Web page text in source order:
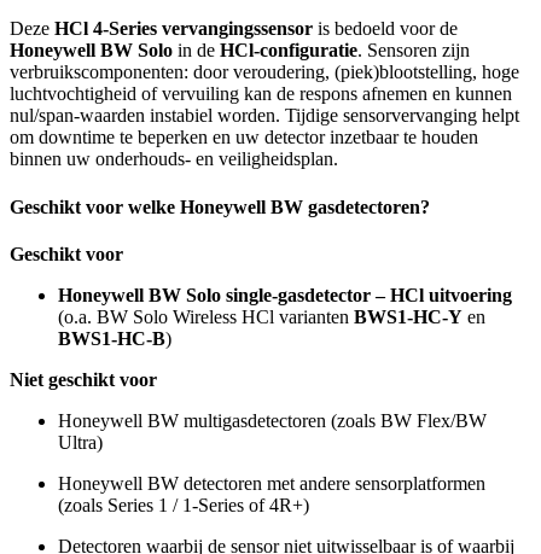
Deze HCl 4-Series vervangingssensor is bedoeld voor de
Honeywell BW Solo in de HCl-configuratie. Sensoren zijn
verbruikscomponenten: door veroudering, (piek)blootstelling, hoge
luchtvochtigheid of vervuiling kan de respons afnemen en kunnen
nul/span-waarden instabiel worden. Tijdige sensorvervanging helpt
om downtime te beperken en uw detector inzetbaar te houden
binnen uw onderhouds- en veiligheidsplan.
Geschikt voor welke Honeywell BW gasdetectoren?
Geschikt voor
Honeywell BW Solo single-gasdetector – HCl uitvoering
(o.a. BW Solo Wireless HCl varianten BWS1-HC-Y en
BWS1-HC-B)
Niet geschikt voor
Honeywell BW multigasdetectoren (zoals BW Flex/BW
Ultra)
Honeywell BW detectoren met andere sensorplatformen
(zoals Series 1 / 1-Series of 4R+)
Detectoren waarbij de sensor niet uitwisselbaar is of waarbij